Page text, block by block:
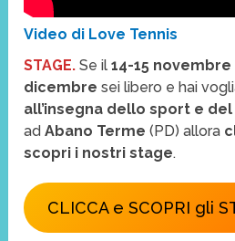
Video di Love Tennis
STAGE. Se il14-15 novembre
dicembresei libero e hai
all’insegna dello sport e
adAbano Terme(PD) allora
scopri i nostri stage.
CLICCA e SCOPRI gli